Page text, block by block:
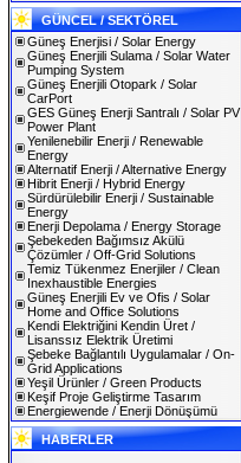
GÜNCEL / SEKTÖREL
Güneş Enerjisi / Solar Energy
Güneş Enerjili Sulama / Solar Water
Pumping System
Güneş Enerjili Otopark / Solar
CarPort
GES Güneş Enerji Santralı / Solar PV
Power Plant
Yenilenebilir Enerji / Renewable
Energy
Alternatif Enerji / Alternative Energy
Hibrit Enerji / Hybrid Energy
Sürdürülebilir Enerji / Sustainable
Energy
Enerji Depolama / Energy Storage
Şebekeden Bağımsız Akülü
Çözümler / Off-Grid Solutions
Temiz Tükenmez Enerjiler / Clean
Inexhaustible Energies
Güneş Enerjili Ev ve Ofis / Solar
Home and Office Solutions
Kendi Elektriğini Kendin Üret /
Lisanssız Elektrik Üretimi
Şebeke Bağlantılı Uygulamalar / On-
Grid Applications
Yeşil Ürünler / Green Products
Keşif Proje Geliştirme Tasarım
Energiewende / Enerji Dönüşümü
HABERLER